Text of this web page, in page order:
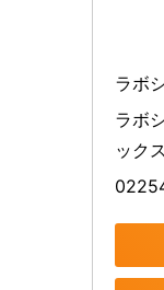
ラボ
ラボ
ック